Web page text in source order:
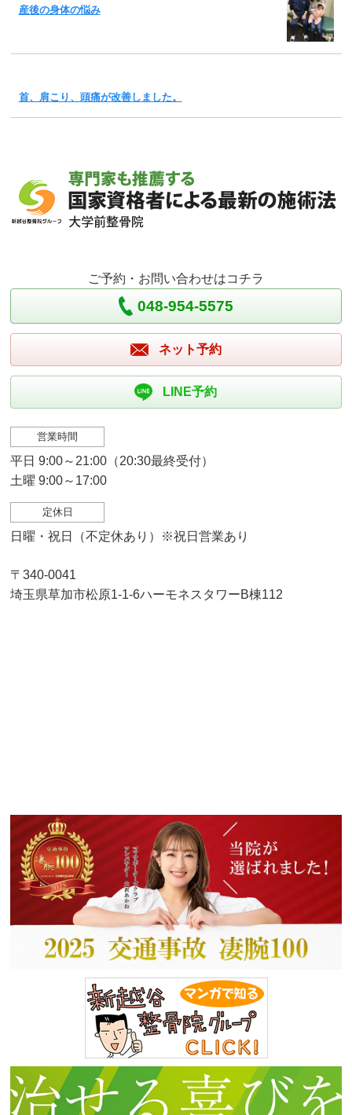
産後の身体の悩み
首、肩こり、頭痛が改善しました。
ご予約・お問い合わせはコチラ
048-954-5575
ネット予約
LINE予約
営業時間
平日 9:00～21:00（20:30最終受付）
土曜 9:00～17:00
定休日
日曜・祝日（不定休あり）※祝日営業あり
〒340-0041
埼玉県草加市松原1-1-6ハーモネスタワーB棟112